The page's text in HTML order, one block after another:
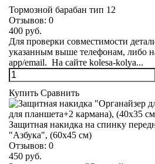
Тормозной барабан тип 12
Отзывов: 0
400 руб.
Для проверки совместимости
указанным выше телефонам, либо
app/email. На сайте kolesa-kolya...
Купить Сравнить
Защитная накидка на спинку
"Азбука", (60х45 см)
Отзывов: 0
450 руб.